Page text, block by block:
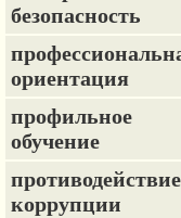
безопасность
ориентация
профильное
обучение
противодействие
коррупции